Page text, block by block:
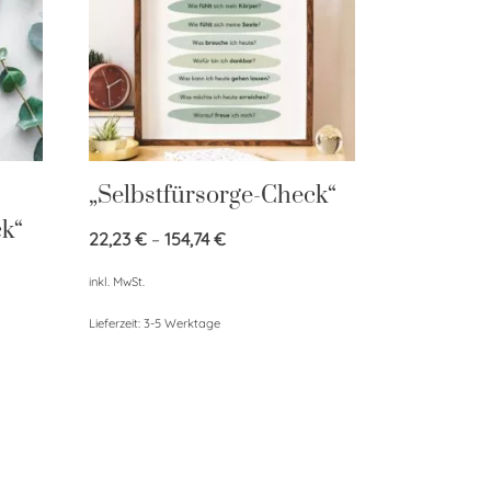
„Selbstfürsorge-Check“
22,23 €– 154,74€
inkl. MwSt.
Lieferzeit: 3-5 Werktage